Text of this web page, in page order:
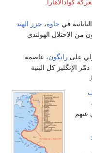
گوادالاهارا
في جاوة، جزر الهند
من الاحتلال الهولندي
على رانگون، عاصمة
دمّر الإنگليز كل البنية
عنهم